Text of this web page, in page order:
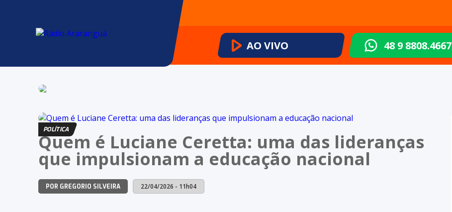
AO VIVO 48 9 8808.4667
POLÍTICA
Quem é Luciane Ceretta: uma das lideranças
que impulsionam a educação nacional
POR GREGORIO SILVEIRA 22/04/2026 - 11h04